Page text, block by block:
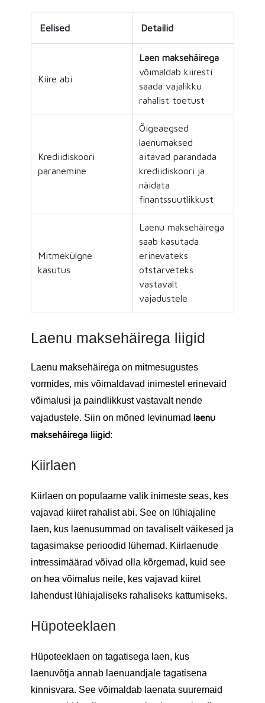
Eelised Detailid
Kiire abi
Laen maksehäirega
võimaldab kiiresti
saada vajalikku
rahalist toetust
Krediidiskoori
paranemine
Õigeaegsed
laenumaksed
aitavad parandada
krediidiskoori ja
näidata
finantssuutlikkust
Mitmekülgne
kasutus
Laenu maksehäirega
saab kasutada
erinevateks
otstarveteks
vastavalt
vajadustele
Laenu maksehäirega liigid
Laenu maksehäirega on mitmesugustes
vormides, mis võimaldavad inimestel erinevaid
võimalusi ja paindlikkust vastavalt nende
vajadustele. Siin on mõned levinumad laenu
maksehäirega liigid:
Kiirlaen
Kiirlaen on populaarne valik inimeste seas, kes
vajavad kiiret rahalist abi. See on lühiajaline
laen, kus laenusummad on tavaliselt väikesed ja
tagasimakse perioodid lühemad. Kiirlaenude
intressimäärad võivad olla kõrgemad, kuid see
on hea võimalus neile, kes vajavad kiiret
lahendust lühiajaliseks rahaliseks kattumiseks.
Hüpoteeklaen
Hüpoteeklaen on tagatisega laen, kus
laenuvõtja annab laenuandjale tagatisena
kinnisvara. See võimaldab laenata suuremaid